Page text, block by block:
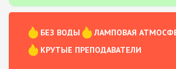
БЕЗ ВОДЫ
ЛАМПОВАЯ
КРУТЫЕ ПРЕПОДАВАТЕЛИ